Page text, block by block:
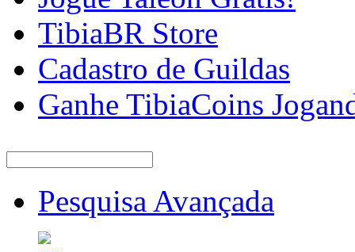
TibiaBR Store
Cadastro de Guildas
Ganhe TibiaCoins
Pesquisa Avançada